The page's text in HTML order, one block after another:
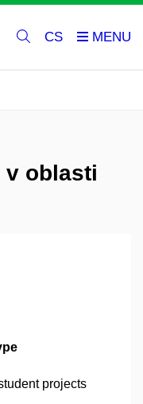
CS
v oblasti
projects